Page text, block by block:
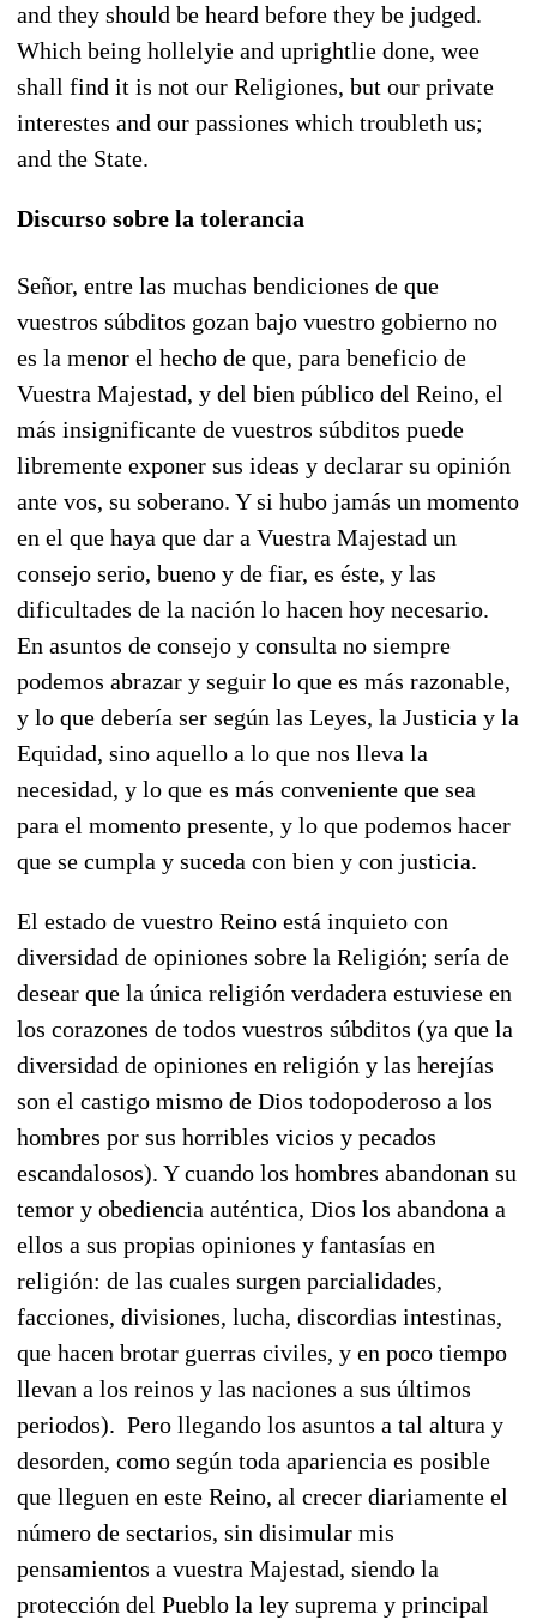
and they should be heard before they be judged.
Which being hollelyie and uprightlie done, wee
shall find it is not our Religiones, but our private
interestes and our passiones which troubleth us;
and the State.
Discurso sobre la tolerancia
Señor, entre las muchas bendiciones de que
vuestros súbditos gozan bajo vuestro gobierno no
es la menor el hecho de que, para beneficio de
Vuestra Majestad, y del bien público del Reino, el
más insignificante de vuestros súbditos puede
libremente exponer sus ideas y declarar su opinión
ante vos, su soberano. Y si hubo jamás un momento
en el que haya que dar a Vuestra Majestad un
consejo serio, bueno y de fiar, es éste, y las
dificultades de la nación lo hacen hoy necesario.
En asuntos de consejo y consulta no siempre
podemos abrazar y seguir lo que es más razonable,
y lo que debería ser según las Leyes, la Justicia y la
Equidad, sino aquello a lo que nos lleva la
necesidad, y lo que es más conveniente que sea
para el momento presente, y lo que podemos hacer
que se cumpla y suceda con bien y con justicia.
El estado de vuestro Reino está inquieto con
diversidad de opiniones sobre la Religión; sería de
desear que la única religión verdadera estuviese en
los corazones de todos vuestros súbditos (ya que la
diversidad de opiniones en religión y las herejías
son el castigo mismo de Dios todopoderoso a los
hombres por sus horribles vicios y pecados
escandalosos). Y cuando los hombres abandonan su
temor y obediencia auténtica, Dios los abandona a
ellos a sus propias opiniones y fantasías en
religión: de las cuales surgen parcialidades,
facciones, divisiones, lucha, discordias intestinas,
que hacen brotar guerras civiles, y en poco tiempo
llevan a los reinos y las naciones a sus últimos
periodos). Pero llegando los asuntos a tal altura y
desorden, como según toda apariencia es posible
que lleguen en este Reino, al crecer diariamente el
número de sectarios, sin disimular mis
pensamientos a vuestra Majestad, siendo la
protección del Pueblo la ley suprema y principal